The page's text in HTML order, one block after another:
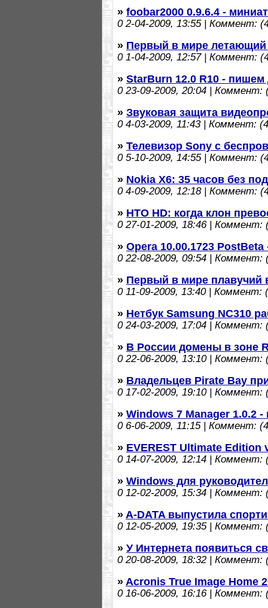
» foobar2000 0.9.6.4 -
02-04-2009, 13:55 | Коммент:
» Первый в мире летающий
01-04-2009, 12:57 | Коммент:
» StarBurn 12.0 R10 - пишем
023-09-2009, 20:04 | Коммент:
» Звуковая защита
04-03-2009, 11:43 | Коммент:
» Телевизор Sony с
05-10-2009, 14:55 | Коммент:
» Nokia X6: 35 часов без
04-09-2009, 12:18 | Коммент:
» HTO HD: когда клон
027-01-2009, 18:46 | Коммент:
» Opera 10.00.1723
022-08-2009, 09:54 | Коммент:
» Первый в мире плавучий
011-09-2009, 13:40 | Коммент:
» Нетбук Samsung NC310
024-03-2009, 17:04 | Коммент:
» В России домены в зоне
022-06-2009, 13:10 | Коммент:
» Владельцев Pirate Bay
017-02-2009, 19:10 | Коммент:
» Windows 7 Manager 1.0.2
06-06-2009, 11:15 | Коммент:
» EVEREST Ultimate Edition
014-07-2009, 12:14 | Коммент:
» Windows для
012-02-2009, 15:34 | Коммент:
» A-DATA выпустила
012-05-2009, 19:35 | Коммент:
» У Интернета появиться
020-08-2009, 18:32 | Коммент:
» Acronis True Image Home
016-06-2009, 16:16 | Коммент: